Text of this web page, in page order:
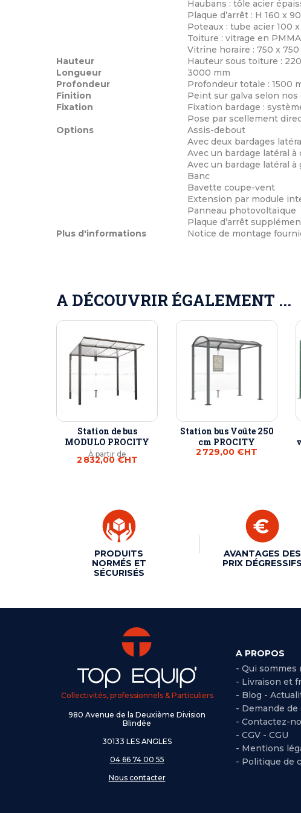
Haubans : tôle acier
Plaque d’arrêt : H 160 x
Poteaux : tube acier 100
Toiture : vitrage en
Vitrine horaire : 750 x 750
Hauteur
Hauteur sous toiture :
Longueur
3000 mm
Profondeur
Profondeur totale : 1500
Finition
Peint sur galva selon nos
Fixation
Fixation bardage :
Pose par scellement
Options
Assis-debout
Avec deux bardages
Avec un bardage latéral à
Avec un bardage latéral à
Banc
Bavette coupe-vent
Extension par module
Panneau photovoltaïque
Plaque d’arrêt
Plus d'informations
Notice de montage
A DÉCOUVRIR ÉGALEMENT ...
Station de bus
MODULO PROCITY
À partir de
2 832,00 €HT
Station bus Voûte 250
cm PROCITY
2 729,00 €HT
PRODUITS
NORMÉS ET
SÉCURISÉS
AVANTAGES DES
PRIX DÉGRESSIFS
Collectivités, professionnels & Particuliers
980 Avenue de la Deuxième Division
Blindée
30133 LES ANGLES
04 66 74 00 55
Nous contacter
A PROPOS
- Qui sommes
- Livraison et
- Blog -
- Demande de
- Contactez-
- CGV - CGU
- Mentions
- Politique de